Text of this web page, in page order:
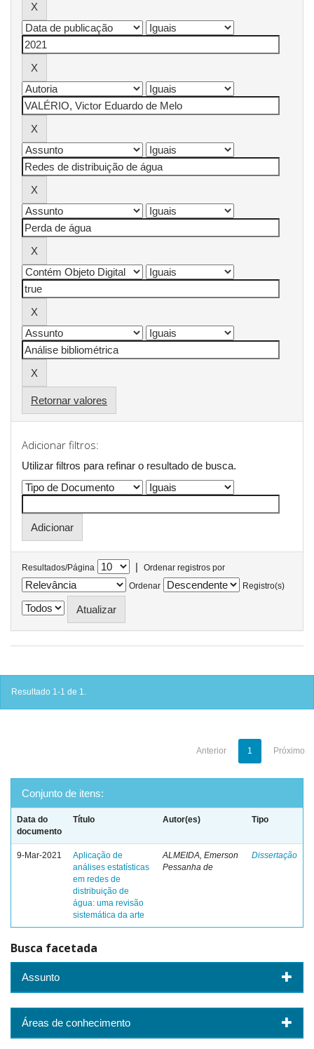
Retornar valores
Adicionar filtros:
Utilizar filtros para refinar o resultado de busca.
Resultados/Página |
Ordenar registros por
Ordenar
Registro(s)
Resultado 1-1 de 1.
Anterior 1 Próximo
Conjunto de itens:
Data do
documento
Título Autor(es) Tipo
9-Mar-2021
Aplicação de
análises estatísticas
em redes de
distribuição de
água: uma revisão
sistemática da arte
ALMEIDA, Emerson
Pessanha de
Dissertação
Busca facetada
Assunto
Áreas de conhecimento